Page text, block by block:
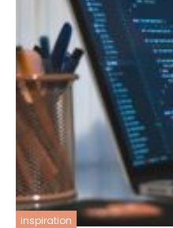
inspiration